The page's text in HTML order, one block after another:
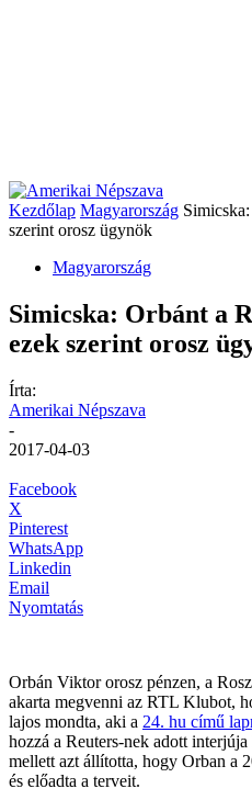
Kezdőlap Magyarország
szerint orosz ügynök
Magyarország
Simicska: Orbánt a
ezek szerint orosz
Írta:
Amerikai Népszava
-
2017-04-03
Facebook
X
Pinterest
WhatsApp
Linkedin
Email
Nyomtatás
Orbán Viktor orosz pénzen, a
akarta megvenni az RTL Klubot,
lajos mondta, aki a 24. hu című
hozzá a Reuters-nek adott
mellett azt állította, hogy Orban a
és előadta a terveit.